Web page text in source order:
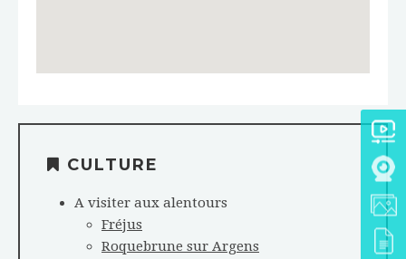
CULTURE
A visiter aux alentours
Fréjus
Roquebrune sur Argens